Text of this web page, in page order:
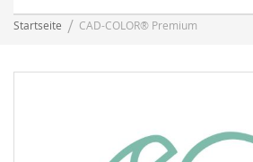
Startseite CAD-COLOR® Premium